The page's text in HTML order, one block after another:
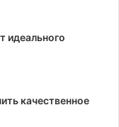
идеального
качественное